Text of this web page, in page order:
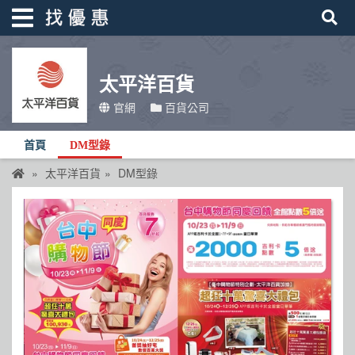
太平洋百貨
官網 百貨公司
首頁 DM型錄
太平洋百貨 DM型錄
找優惠
優惠活動
折價卷
線上DM
找菜單
品牌總覽